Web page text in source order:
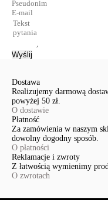
Wyślij
Dostawa
Realizujemy darmową
powyżej 50 zł.
O dostawie
Płatność
Za zamówienia w naszym
dowolny dogodny sposób.
O płatności
Reklamacje i zwroty
Z łatwością wymienimy
O zwrotach